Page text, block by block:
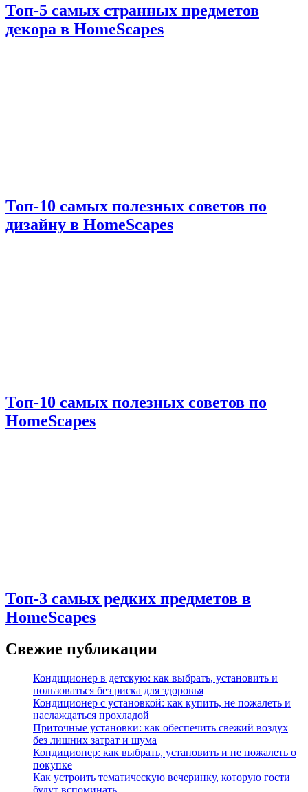
Топ-5 самых странных предметов
декора в HomeScapes
Топ-10 самых полезных советов по
дизайну в HomeScapes
Топ-10 самых полезных советов по
HomeScapes
Топ-3 самых редких предметов в
HomeScapes
Свежие публикации
Кондиционер в детскую: как выбрать, установить и
пользоваться без риска для здоровья
Кондиционер с установкой: как купить, не пожалеть и
наслаждаться прохладой
Приточные установки: как обеспечить свежий воздух
без лишних затрат и шума
Кондиционер: как выбрать, установить и не пожалеть о
покупке
Как устроить тематическую вечеринку, которую гости